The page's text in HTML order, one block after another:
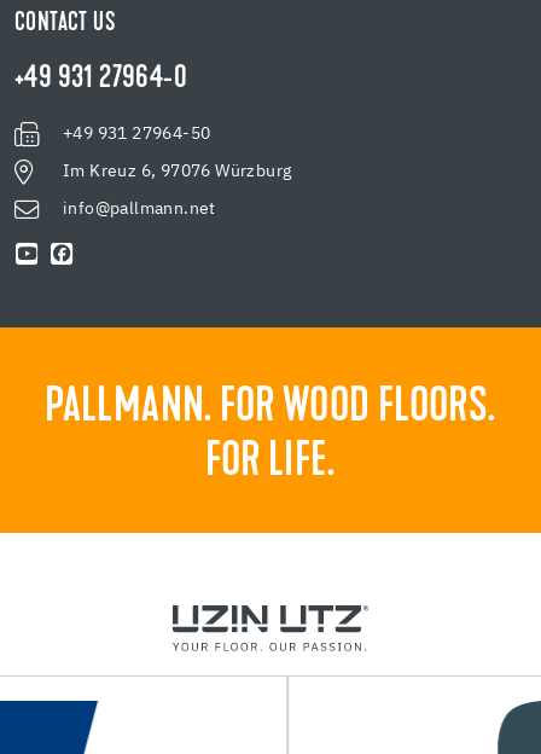
CONTACT US
+49 931 27964-0
+49 931 27964-50
Im Kreuz 6, 97076 Würzburg
info@pallmann.net
PALLMANN. FOR WOOD FLOORS.
FOR LIFE.